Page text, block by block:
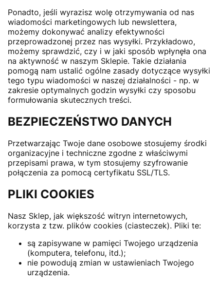
Ponadto, jeśli wyrazisz wolę otrzymywania od nas
wiadomości marketingowych lub newslettera,
możemy dokonywać analizy efektywności
przeprowadzonej przez nas wysyłki. Przykładowo,
możemy sprawdzić, czy i w jaki sposób wpłynęła ona
na aktywność w naszym Sklepie. Takie działania
pomogą nam ustalić ogólne zasady dotyczące wysyłki
tego typu wiadomości w naszej działalności - np. w
zakresie optymalnych godzin wysyłki czy sposobu
formułowania skutecznych treści.
BEZPIECZEŃSTWO DANYCH
Przetwarzając Twoje dane osobowe stosujemy środki
organizacyjne i techniczne zgodne z właściwymi
przepisami prawa, w tym stosujemy szyfrowanie
połączenia za pomocą certyfikatu SSL/TLS.
PLIKI COOKIES
Nasz Sklep, jak większość witryn internetowych,
korzysta z tzw. plików cookies (ciasteczek). Pliki te:
są zapisywane w pamięci Twojego urządzenia
(komputera, telefonu, itd.);
nie powodują zmian w ustawieniach Twojego
urządzenia.